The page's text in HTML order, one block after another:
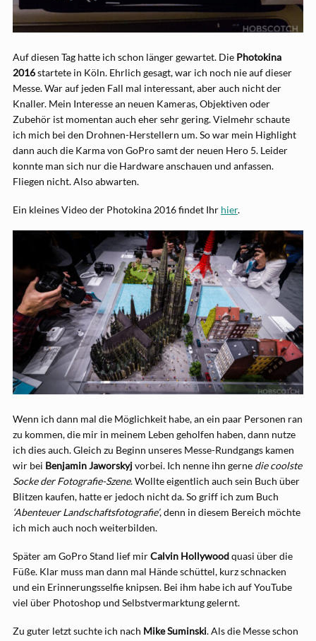
Auf diesen Tag hatte ich schon länger gewartet. Die Photokina
2016startete in Köln. Ehrlich gesagt, war ich noch nie auf dieser
Messe. War auf jeden Fall mal interessant, aber auch nicht der
Knaller. Mein Interesse an neuen Kameras, Objektiven oder
Zubehör ist momentan auch eher sehr gering. Vielmehr schaute
ich mich bei den Drohnen-Herstellern um. So war mein Highlight
dann auch die Karma von GoPro samt der neuen Hero 5. Leider
konnte man sich nur die Hardware anschauen und anfassen.
Fliegen nicht. Also abwarten.
Ein kleines Video der Photokina 2016 findet Ihr hier.
Wenn ich dann mal die Möglichkeit habe, an ein paar Personen ran
zu kommen, die mir in meinem Leben geholfen haben, dann nutze
ich dies auch. Gleich zu Beginn unseres Messe-Rundgangs kamen
wir bei Benjamin Jaworskyjvorbei. Ich nenne ihn gerne die coolste
Socke der Fotografie-Szene. Wollte eigentlich auch sein Buch über
Blitzen kaufen, hatte er jedoch nicht da. So griff ich zum Buch
‘Abenteuer Landschaftsfotografie’, denn in diesem Bereich möchte
ich mich auch noch weiterbilden.
Später am GoPro Stand lief mirCalvin Hollywoodquasi über die
Füße. Klar muss man dann mal Hände schüttel, kurz schnacken
und ein Erinnerungsselfie knipsen. Bei ihm habe ich auf YouTube
viel über Photoshop und Selbstvermarktung gelernt.
Zu guter letzt suchte ich nach Mike Suminski. Als die Messe schon